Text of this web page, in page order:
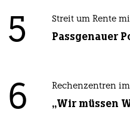
5 Streit um Rente
Passgenauer
6 Rechenzentren
„Wir müssen